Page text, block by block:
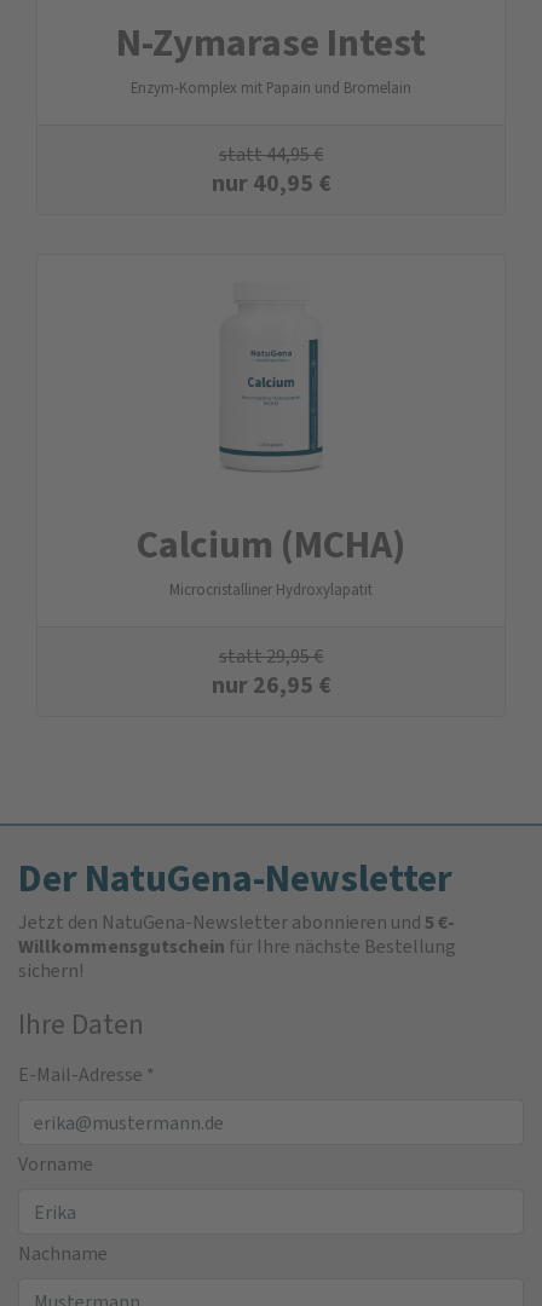
N-Zyma­rase Intest
Enzym-Komplex mit Papain und Bromelain
statt44,95€
nur40,95 €
Calcium (MCHA)
Microcristalliner Hydroxylapatit
statt29,95€
nur26,95 €
Der NatuGena-Newsletter
Jetzt den NatuGena-Newsletter abonnieren und5 €-
Willkommensgutschein für Ihre nächste Bestellung
sichern!
Ihre Daten
E-Mail-Adresse *
Vorname
Nachname